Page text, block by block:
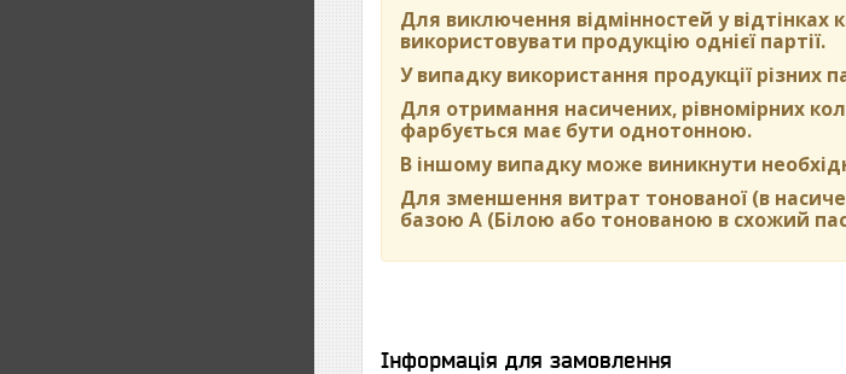
Для виключення відмінностей у
використовувати продукцію однієї партії.
У випадку використання продукції різних
Для отримання насичених, рівномірних
фарбується має бути однотонною.
В іншому випадку може виникнути
Для зменшення витрат тонованої (в
базою А (Білою або тонованою в схожий
Інформація для замовлення